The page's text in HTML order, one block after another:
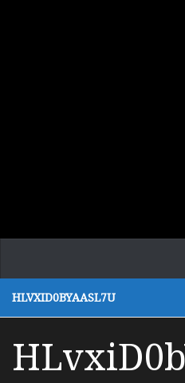
HLVXID0BYAASL7U